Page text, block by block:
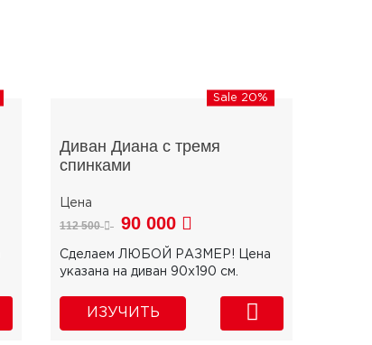
Sale 20%
Диван Диана с тремя
спинками
112 500 90 000
Сделаем ЛЮБОЙ РАЗМЕР! Цена
указана на диван 90х190 см.
ИЗУЧИТЬ